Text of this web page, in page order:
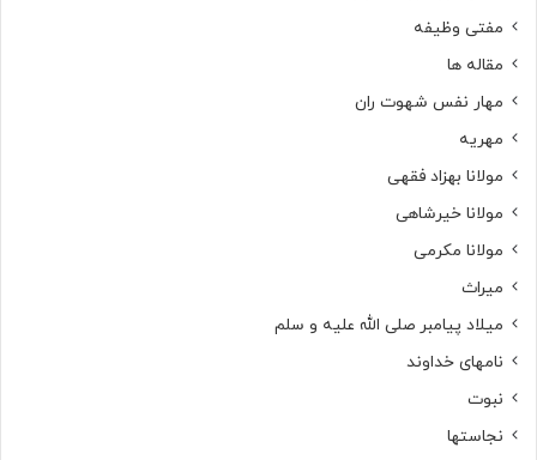
مفتی وظیفه
مقاله ها
مهار نفس شهوت ران
مهریه
مولانا بهزاد فقهی
مولانا خیرشاهی
مولانا مکرمی
میراث
میلاد پیامبر صلی الله علیه و سلم
نامهای خداوند
نبوت
نجاستها